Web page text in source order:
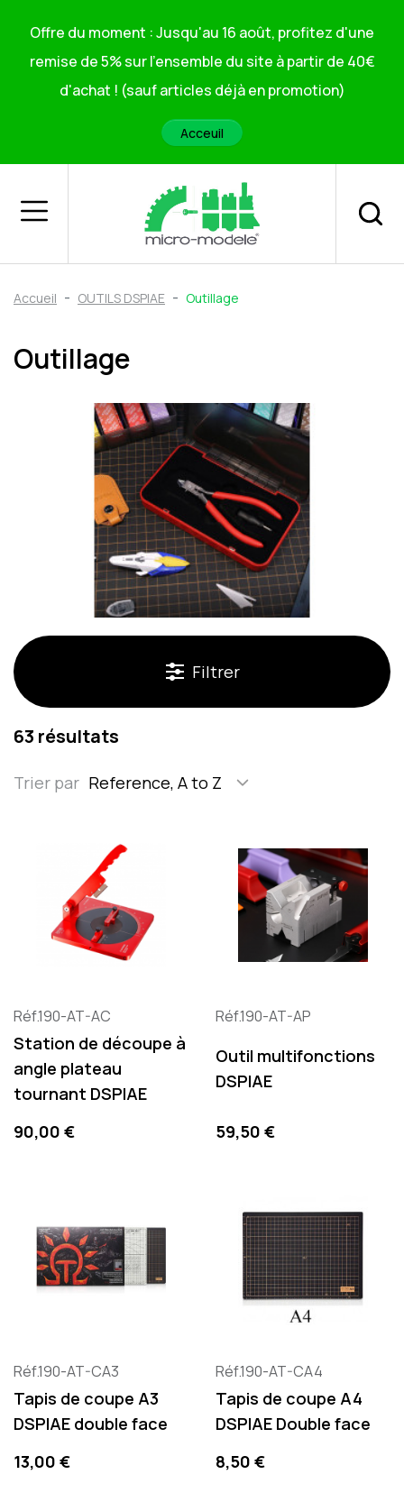
Offre du moment : Jusqu'au 16 août, profitez d'une
remise de 5% sur l'ensemble du site à partir de 40€
d'achat ! (sauf articles déjà en promotion)
Acceuil
Accueil OUTILS DSPIAE Outillage
Outillage
Filtrer
63 résultats
Trier par Reference, A to Z
Réf.190-AT-AC
Station de découpe à
angle plateau
tournant DSPIAE
Prix
90,00 €
Réf.190-AT-AP
Outil multifonctions
DSPIAE
Prix
59,50 €
Réf.190-AT-CA3
Tapis de coupe A3
DSPIAE double face
Prix
13,00 €
Réf.190-AT-CA4
Tapis de coupe A4
DSPIAE Double face
Prix
8,50 €